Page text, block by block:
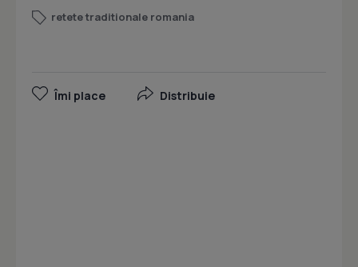
retete traditionale romania
Îmi place Distribuie